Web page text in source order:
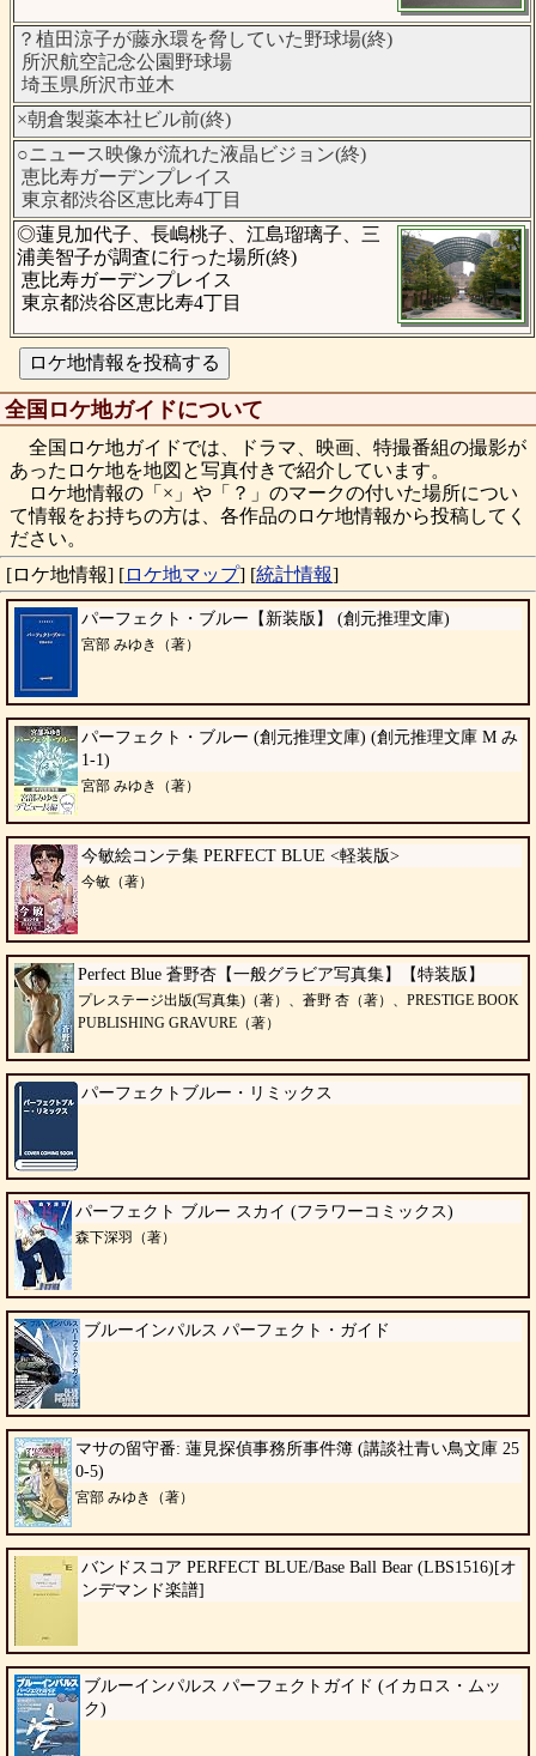
？植田涼子が藤永環を脅していた野球場(終)
所沢航空記念公園野球場
埼玉県所沢市並木
×朝倉製薬本社ビル前(終)
○ニュース映像が流れた液晶ビジョン(終)
恵比寿ガーデンプレイス
東京都渋谷区恵比寿4丁目
◎蓮見加代子、長嶋桃子、江島瑠璃子、三
浦美智子が調査に行った場所(終)
恵比寿ガーデンプレイス
東京都渋谷区恵比寿4丁目
全国ロケ地ガイドについて
全国ロケ地ガイドでは、ドラマ、映画、特撮番組の撮影が
あったロケ地を地図と写真付きで紹介しています。
ロケ地情報の「×」や「？」のマークの付いた場所につい
て情報をお持ちの方は、各作品のロケ地情報から投稿してく
ださい。
[ロケ地情報] [ロケ地マップ] [統計情報]
パーフェクト・ブルー【新装版】 (創元推理文庫)
宮部 みゆき（著）
パーフェクト・ブルー (創元推理文庫) (創元推理文庫 M み
1-1)
宮部 みゆき（著）
今敏絵コンテ集 PERFECT BLUE <軽装版>
今敏（著）
Perfect Blue 蒼野杏【一般グラビア写真集】【特装版】
プレステージ出版(写真集)（著）、蒼野 杏（著）、PRESTIGE BOOK
PUBLISHING GRAVURE（著）
パーフェクトブルー・リミックス
パーフェクト ブルー スカイ (フラワーコミックス)
森下深羽（著）
ブルーインパルス パーフェクト・ガイド
マサの留守番: 蓮見探偵事務所事件簿 (講談社青い鳥文庫 25
0-5)
宮部 みゆき（著）
バンドスコア PERFECT BLUE/Base Ball Bear (LBS1516)[オ
ンデマンド楽譜]
ブルーインパルス パーフェクトガイド (イカロス・ムッ
ク)